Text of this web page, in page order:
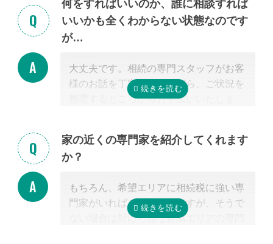
何をすればいいのか、誰に相談すれば
いいかも全くわからない状態なのです
が…
大丈夫です。相続の専門スタッフがお客
様のお話を丁寧に伺いながら、ご状況を
整理するところからお手伝いいたしま
家の近くの専門家を紹介してくれます
か？
もちろん、希望エリアに相続税に強い専
門家がいればご紹介可能ですが、そうで
ない場合は対応可能な近隣エリアの専門